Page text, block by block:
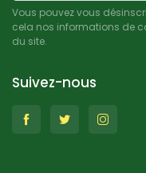
Vous pouvez vous
cela nos informations de
du site.
Suivez-nous